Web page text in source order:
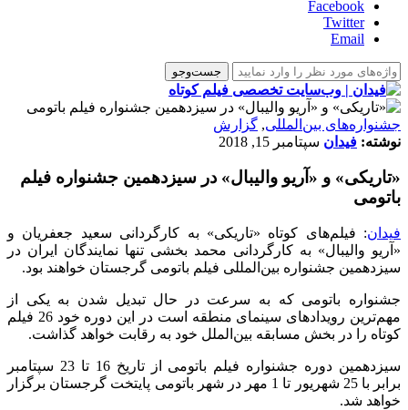
Facebook
Twitter
Email
‌‌جشنواره‌های بین‌المللی, گزارش
نوشته: فیدان سپتامبر 15, 2018
«تاریکی» و «آریو والیبال» در سیزدهمین جشنواره فیلم
باتومی
فیدان: فیلم‌های کوتاه «تاریکی» به کارگردانی سعید جعفریان و
«آریو والیبال» به کارگردانی محمد بخشی تنها نمایندگان ایران در
سیزدهمین جشنواره بین‌المللی فیلم باتومی گرجستان خواهند بود.
جشنواره باتومی که به سرعت در حال تبدیل شدن به یکی از
مهم‌ترین رویدادهای سینمای منطقه است در این دوره خود 26 فیلم
کوتاه را در بخش مسابقه بین‌الملل خود به رقابت خواهد گذاشت.
سیزدهمین دوره جشنواره فیلم باتومی از تاریخ 16 تا 23 سپتامبر
برابر با 25 شهریور تا 1 مهر در شهر باتومی پایتخت گرجستان برگزار
خواهد شد.